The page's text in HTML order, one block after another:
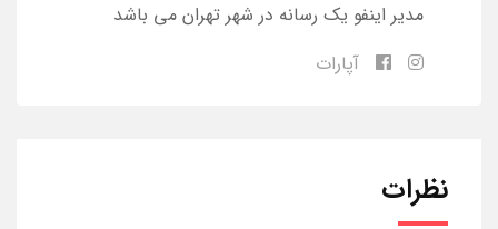
مدیر اینفو یک رسانه در شهر تهران می باشد
آپارات
نظرات